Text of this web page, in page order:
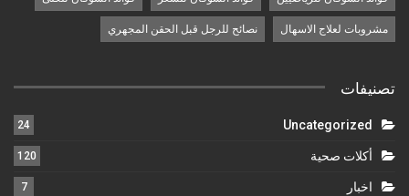
مشروبات لعلاج الاسهال نصائح للرجل قبل الحقن المجهري
تصنيفات
Uncategorized
24
أكلات صحية 120
اخبار 7